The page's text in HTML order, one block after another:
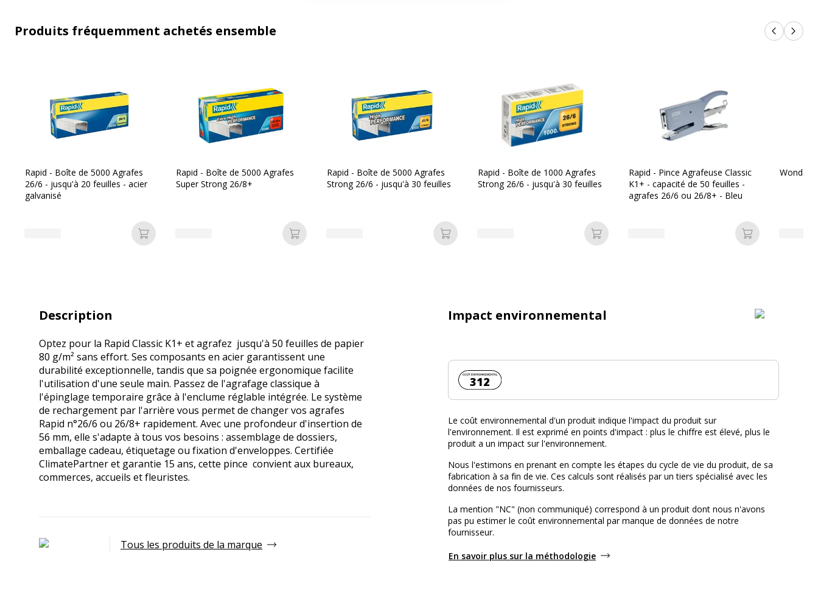
Produits fréquemment achetés ensemble Produits
Rapid - Boîte de 5000 Agrafes
26/6 - jusqu'à 20 feuilles - acier
galvanisé
Ajouter au panier
Rapid - Boîte de 5000 Agrafes
Super Strong 26/8+
Ajouter au panier
Rapid - Boîte de 5000 Agrafes
Strong 26/6 - jusqu'à 30 feuilles
Ajouter au panier
Rapid - Boîte de 1000 Agrafes
Strong 26/6 - jusqu'à 30 feuilles
Ajouter au panier
Rapid - Pince Agrafeuse Classic
K1+ - capacité de 50 feuilles -
agrafes 26/6 ou 26/8+ - Bleu
Ajouter au
Wonday
Description
Optez pour la Rapid Classic K1+ et agrafez jusqu'à 50 feuilles de papier
80 g/m² sans effort. Ses composants en acier garantissent une
durabilité exceptionnelle, tandis que sa poignée ergonomique facilite
l'utilisation d'une seule main. Passez de l'agrafage classique à
l'épinglage temporaire grâce à l'enclume réglable intégrée. Le système
de rechargement par l'arrière vous permet de changer vos agrafes
Rapid n°26/6 ou 26/8+ rapidement. Avec une profondeur d'insertion de
56 mm, elle s'adapte à tous vos besoins : assemblage de dossiers,
emballage cadeau, étiquetage ou fixation d'enveloppes. Certifiée
ClimatePartner et garantie 15 ans, cette pince convient aux bureaux,
commerces, accueils et fleuristes.
Tous les produits de la marque
Impact environnemental
Coût environnemental :
312
Le coût environnemental d'un produit indique l'impact du produit sur
l'environnement. Il est exprimé en points d'impact : plus le chiffre est élevé, plus le
produit a un impact sur l'environnement.
Nous l'estimons en prenant en compte les étapes du cycle de vie du produit, de sa
fabrication à sa fin de vie. Ces calculs sont réalisés par un tiers spécialisé avec les
données de nos fournisseurs.
La mention "NC" (non communiqué) correspond à un produit dont nous n'avons
pas pu estimer le coût environnemental par manque de données de notre
fournisseur.
En savoir plus sur la méthodologie